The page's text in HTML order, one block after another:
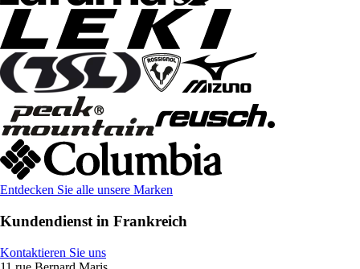
Entdecken Sie alle unsere Marken
Kundendienst in Frankreich
Kontaktieren Sie uns